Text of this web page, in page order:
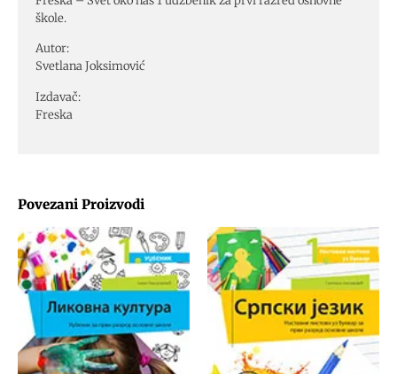
Povezani Proizvodi
škole.
Autor:
Svetlana Joksimović
Izdavač:
Freska